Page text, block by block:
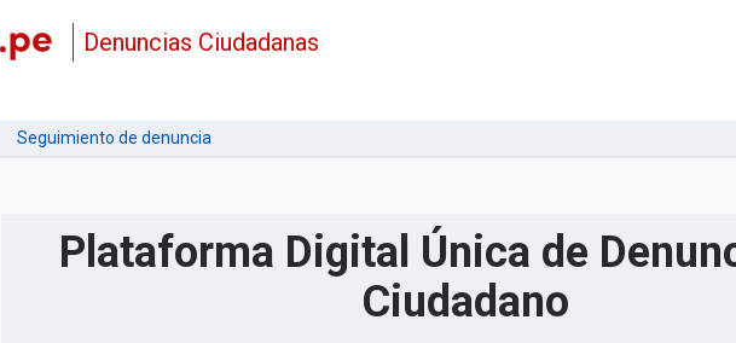
Denuncias Ciudadanas
Seguimiento de denuncia
Plataforma Digital Única de
Ciudadano